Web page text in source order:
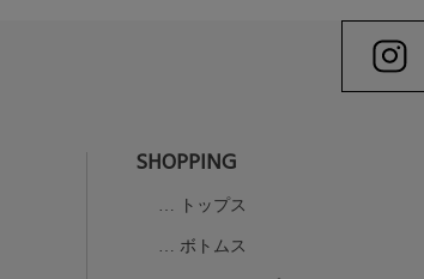
SHOPPING
トップス
ボトムス